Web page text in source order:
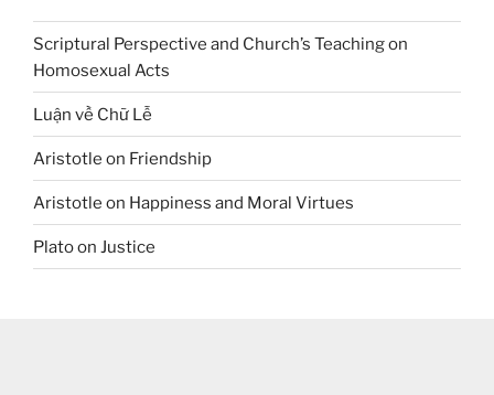
Scriptural Perspective and Church’s Teaching on
Homosexual Acts
Luận về Chữ Lễ
Aristotle on Friendship
Aristotle on Happiness and Moral Virtues
Plato on Justice